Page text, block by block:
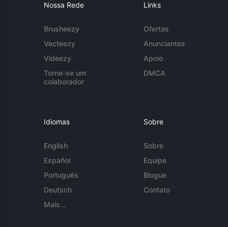
Nossa Rede
Brusheezy
Vecteezy
Videezy
Torne-se um
colaborador
Links
Ofertas
Anunciantes
Apoio
DMCA
Idiomas
English
Español
Português
Deutsch
Mais...
Sobre
Sobre
Equipe
Blogue
Contato